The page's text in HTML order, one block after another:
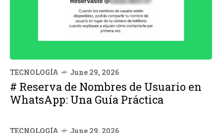
TECNOLOGÍA June 29, 2026
# Reserva de Nombres de Usuario en
WhatsApp: Una Guía Práctica
TECNOLOGÍA June 29, 2026